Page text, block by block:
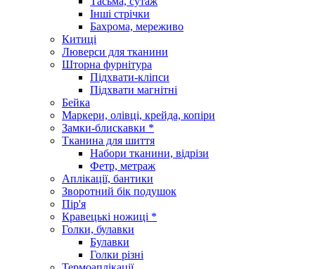
Інші стрічки
Бахрома, мереживо
Китиці
Люверси для тканини
Шторна фурнітура
Підхвати-кліпси
Підхвати магнітні
Бейка
Маркери, олівці, крейда, копіри
Замки-блискавки *
Тканина для шиття
Набори тканини, відрізи
Фетр, метраж
Аплікації, бантики
Зворотний бік подушок
Пір'я
Кравецькі ножиці *
Голки, булавки
Булавки
Голки різні